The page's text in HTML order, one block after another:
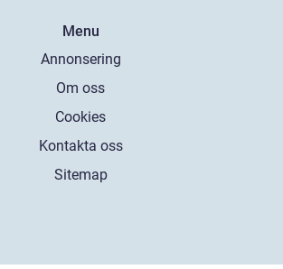
Menu
Annonsering
Om oss
Cookies
Kontakta oss
Sitemap